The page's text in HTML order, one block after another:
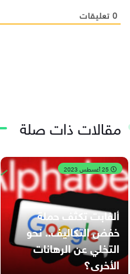
0 تعليقات
مقالات ذات صلة
ألفابت تكثف حملة
خفض التكاليف.. نحو
التخلي عن الرهانات
الأخرى؟